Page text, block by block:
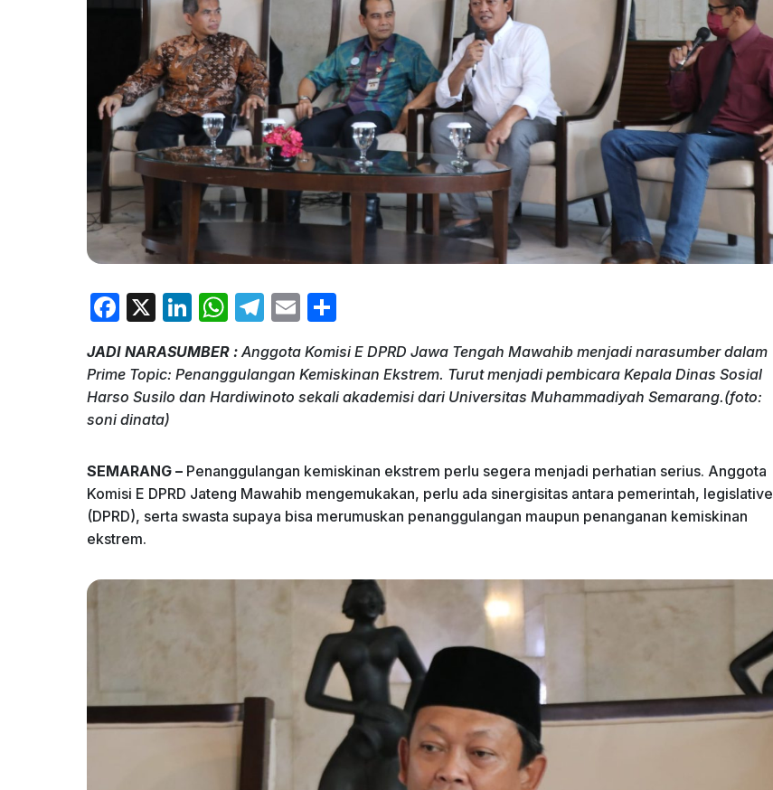
F
c
e
b
o
k
X
Li
k
e
W
at
s
p
T
e
gr
E
ai
l
ar
e
JADI NARASUMBER :Anggota Komisi E DPRD Jawa Tengah Mawahib menjadi narasumber dalam
Prime Topic: Penanggulangan Kemiskinan Ekstrem. Turut menjadi pembicara Kepala Dinas Sosial
Harso Susilo dan Hardiwinoto sekali akademisi dari Universitas Muhammadiyah Semarang.(foto:
soni dinata)
SEMARANG – Penanggulangan kemiskinan ekstrem perlu segera menjadi perhatian serius. Anggota
Komisi E DPRD Jateng Mawahib mengemukakan, perlu ada sinergisitas antara pemerintah, legislative
(DPRD), serta swasta supaya bisa merumuskan penanggulangan maupun penanganan kemiskinan
ekstrem.